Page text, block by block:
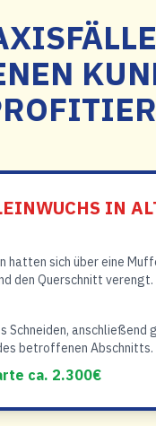
IN
hatten sich über eine
den Querschnitt verengt.
Schneiden, anschließend
betroffenen Abschnitts.
ca. 2.300€